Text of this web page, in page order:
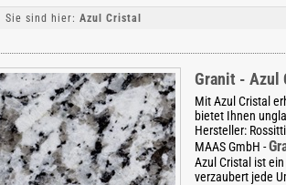
Sie sind hier: Azul Cristal
Granit - Azul
Mit Azul Cristal
bietet Ihnen
Hersteller:
MAAS GmbH -
Azul Cristal ist
verzaubert jede